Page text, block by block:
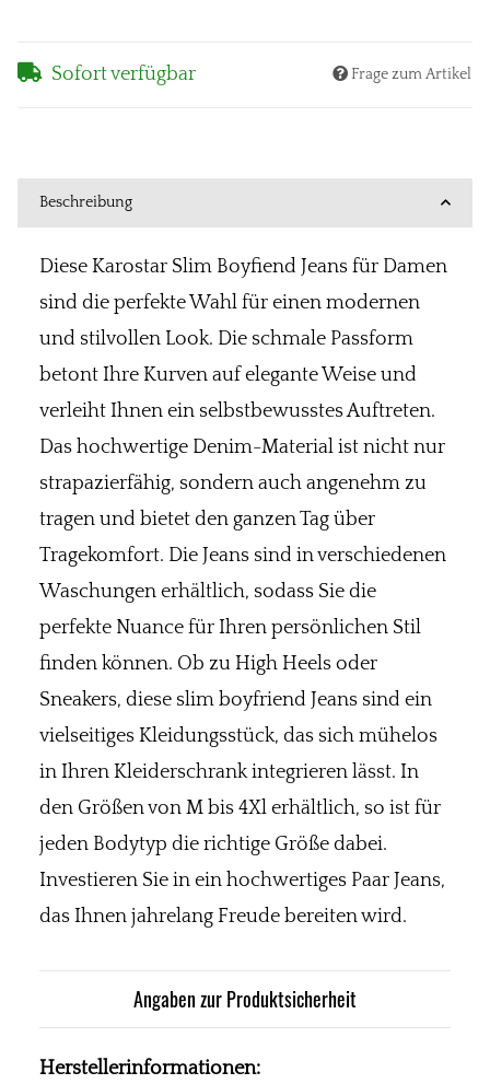
Sofort verfügbar Frage zum Artikel
Beschreibung
Diese Karostar Slim Boyfiend Jeans für Damen
sind die perfekte Wahl für einen modernen
und stilvollen Look. Die schmale Passform
betont Ihre Kurven auf elegante Weise und
verleiht Ihnen ein selbstbewusstes Auftreten.
Das hochwertige Denim-Material ist nicht nur
strapazierfähig, sondern auch angenehm zu
tragen und bietet den ganzen Tag über
Tragekomfort. Die Jeans sind in verschiedenen
Waschungen erhältlich, sodass Sie die
perfekte Nuance für Ihren persönlichen Stil
finden können. Ob zu High Heels oder
Sneakers, diese slim boyfriend Jeans sind ein
vielseitiges Kleidungsstück, das sich mühelos
in Ihren Kleiderschrank integrieren lässt. In
den Größen von M bis 4Xl erhältlich, so ist für
jeden Bodytyp die richtige Größe dabei.
Investieren Sie in ein hochwertiges Paar Jeans,
das Ihnen jahrelang Freude bereiten wird.
Angaben zur Produktsicherheit
Herstellerinformationen: